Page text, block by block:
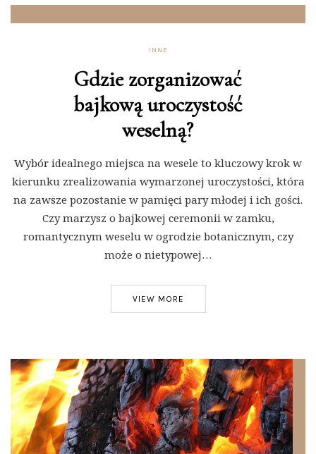
INNE
Gdzie zorganizować
bajkową uroczystość
weselną?
Wybór idealnego miejsca na wesele to kluczowy krok w
kierunku zrealizowania wymarzonej uroczystości, która
na zawsze pozostanie w pamięci pary młodej i ich gości.
Czy marzysz o bajkowej ceremonii w zamku,
romantycznym weselu w ogrodzie botanicznym, czy
może o nietypowej…
VIEW MORE